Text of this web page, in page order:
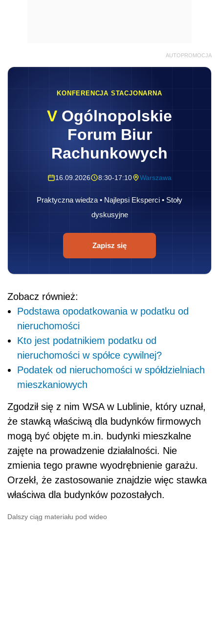
AUTOPROMOCJA
KONFERENCJA STACJONARNA
V Ogólnopolskie
Forum Biur
Rachunkowych
16.09.2026 8:30-17:10 Warszawa
Praktyczna wiedza • Najlepsi Eksperci • Stoły
dyskusyjne
Zapisz się
Zobacz również:
Podstawa opodatkowania w podatku od
nieruchomości
Kto jest podatnikiem podatku od
nieruchomości w spółce cywilnej?
Podatek od nieruchomości w spółdzielniach
mieszkaniowych
Zgodził się z nim WSA w Lublinie, który uznał,
że stawką właściwą dla budynków firmowych
mogą być objęte m.in. budynki mieszkalne
zajęte na prowadzenie działalności. Nie
zmienia tego prawne wyodrębnienie garażu.
Orzekł, że zastosowanie znajdzie więc stawka
właściwa dla budynków pozostałych.
Dalszy ciąg materiału pod wideo